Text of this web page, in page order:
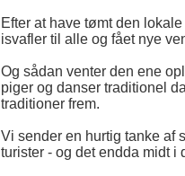
Efter at have tømt den
isvafler til alle og fået nye
Og sådan venter den ene
piger og danser traditionel
traditioner frem.
Vi sender en hurtig tanke af
turister - og det endda midt i